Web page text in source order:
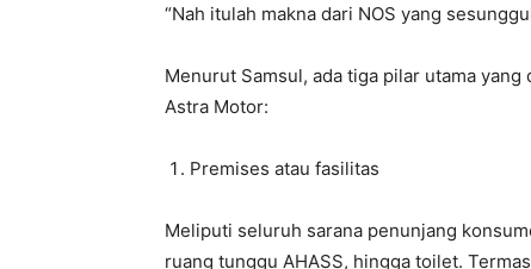
“Nah itulah makna dari NOS yang
Menurut Samsul, ada tiga pilar utama
Astra Motor:
Premises atau fasilitas
Meliputi seluruh sarana penunjang
ruang tunggu AHASS, hingga toilet.